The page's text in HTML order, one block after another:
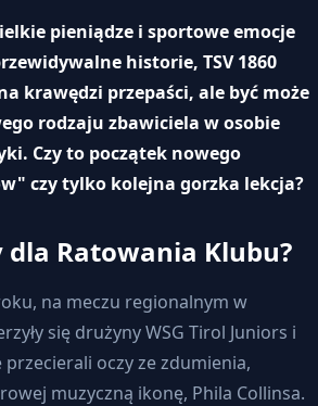
pieniądze i sportowe emocje
historie, TSV 1860
krawędzi przepaści, ale być może
rodzaju zbawiciela w osobie
Czy to początek nowego
czy tylko kolejna gorzka lekcja?
dla Ratowania Klubu?
na meczu regionalnym w
się drużyny WSG Tirol Juniors i
przecierali oczy ze zdumienia,
muzyczną ikonę, Phila Collinsa.